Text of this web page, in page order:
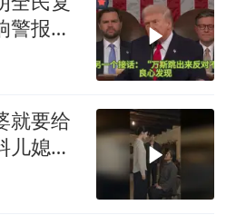
警报，
就要给
儿媳不